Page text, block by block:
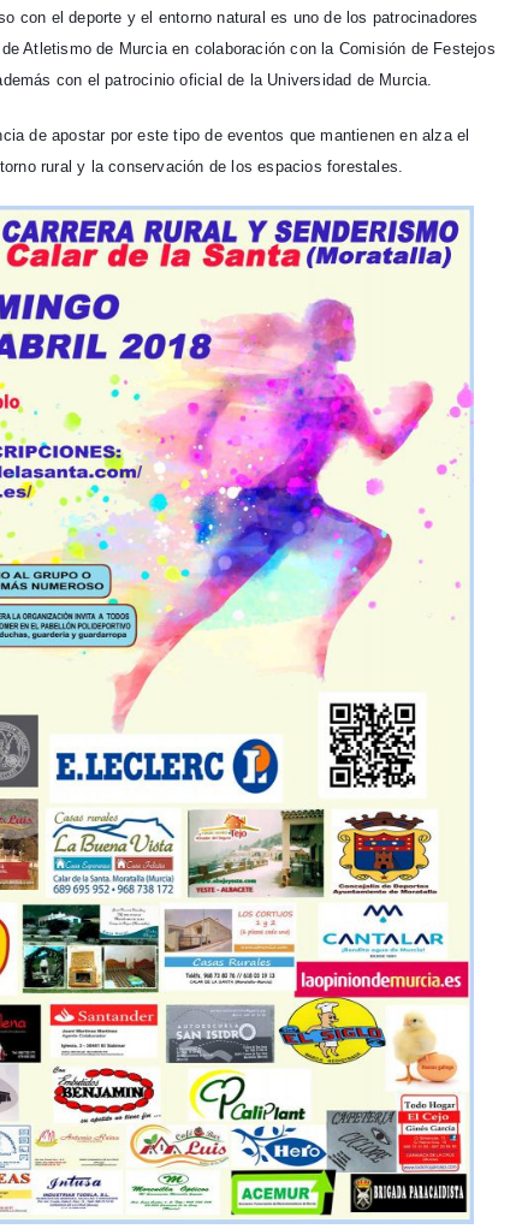
con el deporte y el entorno natural es uno de los patrocinadores
Atletismo de Murcia en colaboración con la Comisión de Festejos
con el patrocinio oficial de la Universidad de Murcia.
de apostar por este tipo de eventos que mantienen en alza el
rural y la conservación de los espacios forestales.